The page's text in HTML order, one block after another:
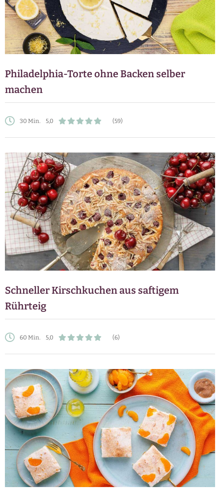
Philadelphia-Torte ohne Backen selber
machen
30 Min. 5,0 (59)
Schneller Kirschkuchen aus saftigem
Rührteig
60 Min. 5,0 (6)